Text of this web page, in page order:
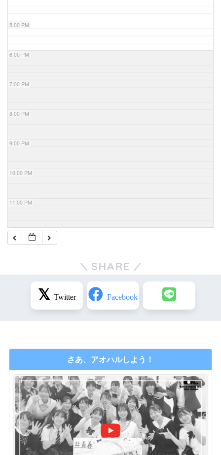
5:00 PM
6:00 PM
7:00 PM
8:00 PM
9:00 PM
10:00 PM
11:00 PM
SHARE
さあ、アオハルしよう！